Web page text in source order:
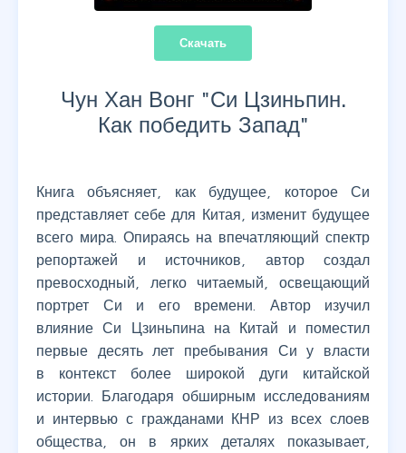
Скачать
Чун Хан Вонг "Си Цзиньпин.
Как победить Запад"
Книга объясняет, как будущее, которое Си
представляет себе для Китая, изменит будущее
всего мира. Опираясь на впечатляющий спектр
репортажей и источников, автор создал
превосходный, легко читаемый, освещающий
портрет Си и его времени. Автор изучил
влияние Си Цзиньпина на Китай и поместил
первые десять лет пребывания Си у власти
в контекст более широкой дуги китайской
истории. Благодаря обширным исследованиям
и интервью с гражданами КНР из всех слоев
общества, он в ярких деталях показывает,